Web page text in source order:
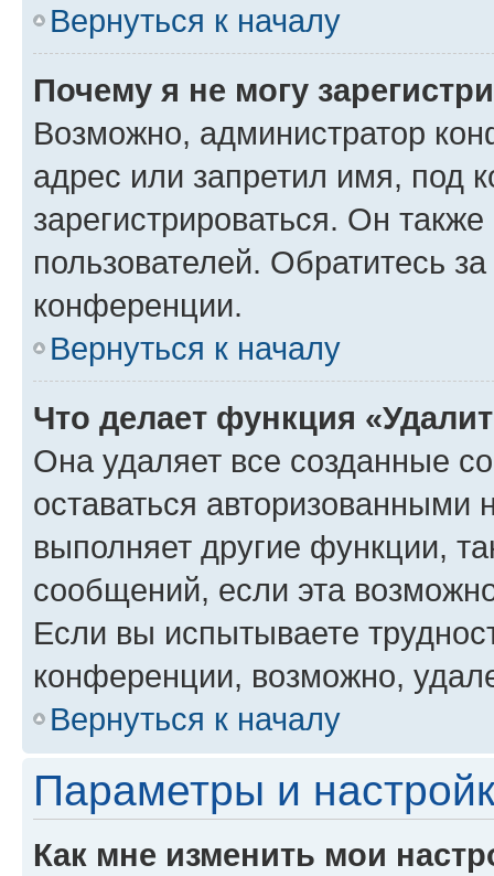
Вернуться к началу
Почему я не могу
Возможно, администратор
адрес или запретил имя, под
зарегистрироваться. Он
пользователей. Обратитесь
конференции.
Вернуться к началу
Что делает функция
Она удаляет все созданные
оставаться авторизованными
выполняет другие функции,
сообщений, если эта
Если вы испытываете
конференции, возможно,
Вернуться к началу
Параметры и
Как мне изменить мои